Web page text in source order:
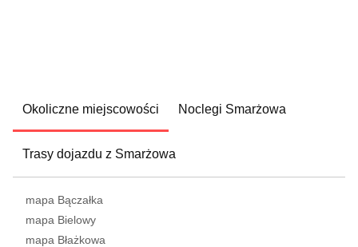
Okoliczne miejscowości Noclegi Smarżowa
Trasy dojazdu z Smarżowa
mapa Bączałka
mapa Bielowy
mapa Błażkowa